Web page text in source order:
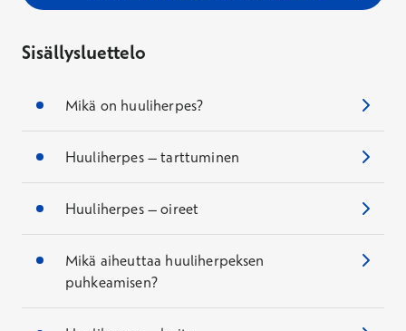
Sisällysluettelo
Mikä on huuliherpes?
Huuliherpes – tarttuminen
Huuliherpes – oireet
Mikä aiheuttaa huuliherpeksen
puhkeamisen?